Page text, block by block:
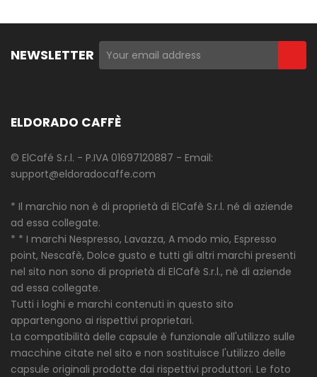
NEWSLETTER
ELDORADO CAFFÈ
© ElCafé S.r.l. - P.IVA 01697120887 - Email:
support@eldoradocaffe.com
* Il marchio non è di proprietà di ElCafè S.r.l. né di aziende
ad essa collegate.
* * I marchi Nespresso, Lavazza, A modo mio, Espresso
point, Nescafè, Dolce gusto e tutti gli altri marchi presenti
nel sito non sono di proprietà di ElCafè S.r.l., nè di aziende
ad essa collegate.
Tutti i loghi e marchi contenuti in questo sito
appartengono ai rispettivi proprietari.
La compatibilità delle capsule è funzionale all'utilizzo sulle
macchine citate nel sito e non sostituisce l'utilizzo delle
capsule originali prodotte dai rispettivi produttori. Le foto